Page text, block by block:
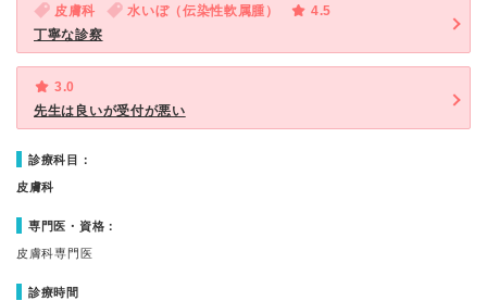
皮膚科 水いぼ（伝染性軟属腫）
4.5
丁寧な診察
3.0
先生は良いが受付が悪い
診療科目：
皮膚科
専門医・資格：
皮膚科専門医
診療時間